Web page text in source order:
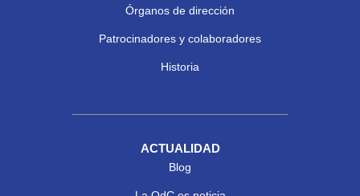
Órganos de dirección
Patrocinadores y colaboradores
Historia
ACTUALIDAD
Blog